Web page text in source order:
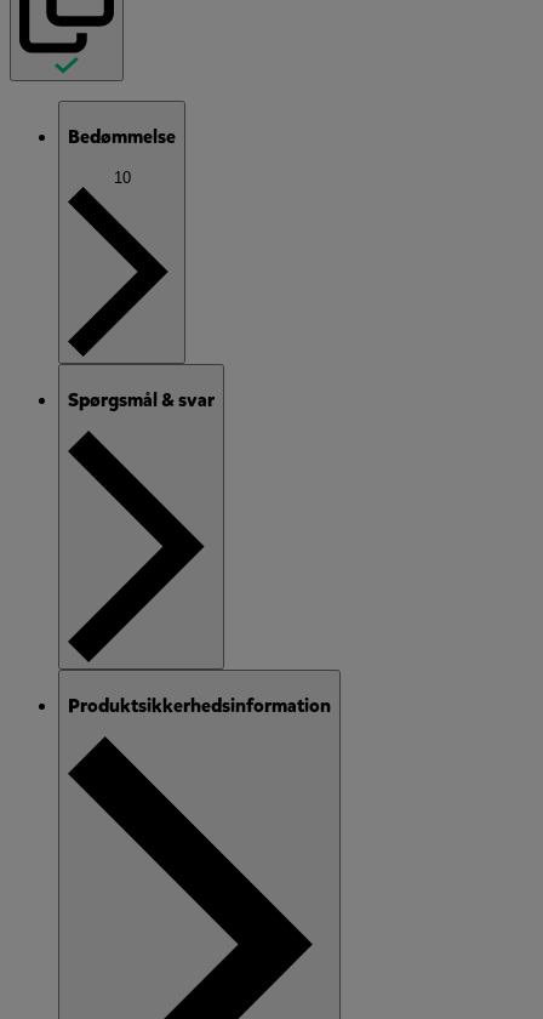
Bedømmelse
10
Spørgsmål & svar
Produktsikkerhedsinformation